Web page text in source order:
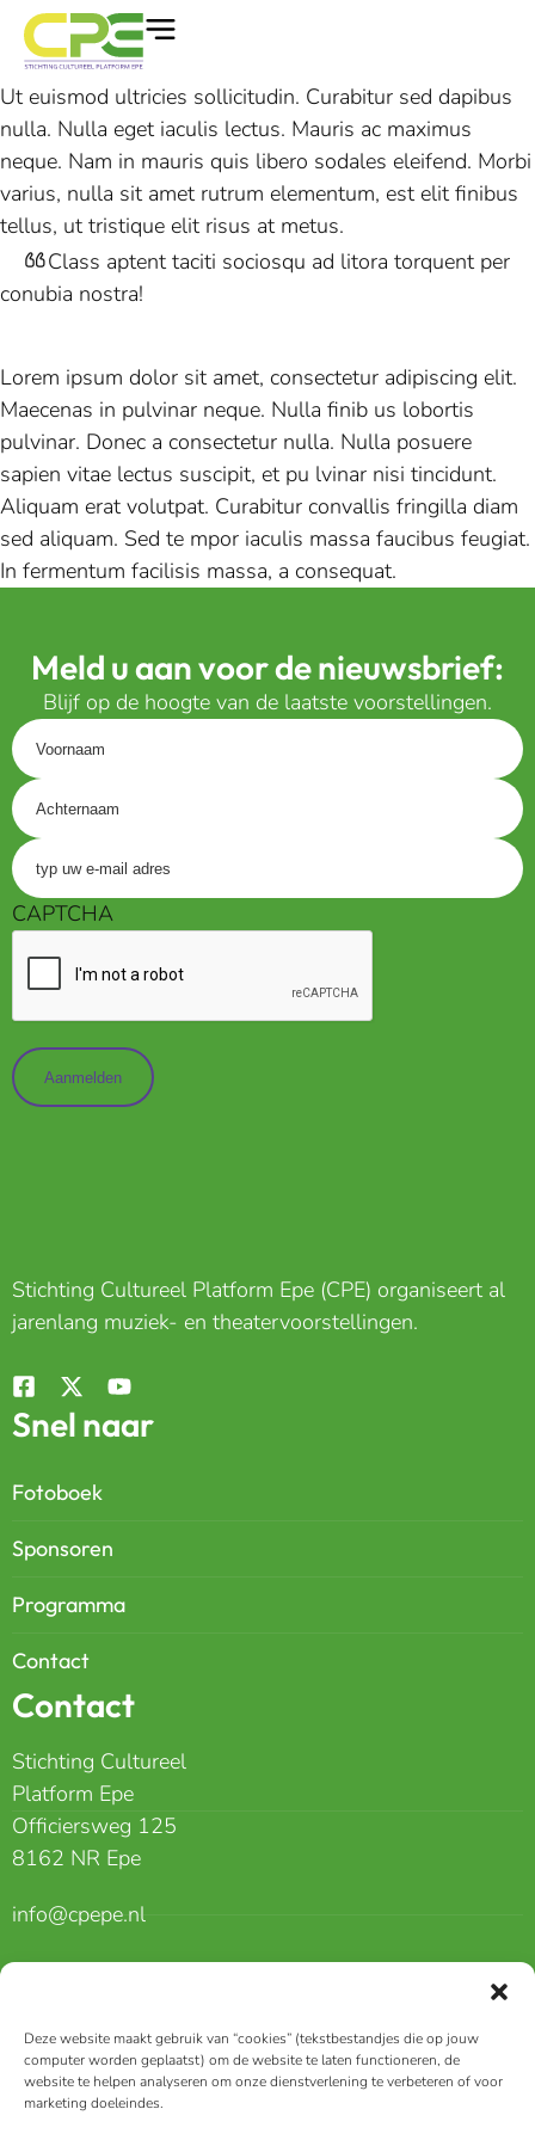
Deze website maakt gebruik van “cookies” (tekstbestandjes die op jouw
computer worden geplaatst) om de website te laten functioneren, de
website te helpen analyseren om onze dienstverlening te verbeteren of voor
marketing doeleindes.
Ut euismod ultricies sollicitudin. Curabitur sed dapibus
nulla. Nulla eget iaculis lectus. Mauris ac maximus
neque. Nam in mauris quis libero sodales eleifend. Morbi
varius, nulla sit amet rutrum elementum, est elit finibus
tellus, ut tristique elit risus at metus.
Class aptent taciti sociosqu ad litora torquent per
conubia nostra!
Lorem ipsum dolor sit amet, consectetur adipiscing elit.
Maecenas in pulvinar neque. Nulla finib us lobortis
pulvinar. Donec a consectetur nulla. Nulla posuere
sapien vitae lectus suscipit, et pu lvinar nisi tincidunt.
Aliquam erat volutpat. Curabitur convallis fringilla diam
sed aliquam. Sed te mpor iaculis massa faucibus feugiat.
In fermentum facilisis massa, a consequat.
Meld u aan voor de nieuwsbrief:
Blijf op de hoogte van de laatste voorstellingen.
Voornaam
Achternaam
Voer
uw
e-
mailadres
in(Vereist)
CAPTCHA
Stichting Cultureel Platform Epe (CPE) organiseert al
jarenlang muziek- en theatervoorstellingen.
Snel naar
Fotoboek
Sponsoren
Programma
Contact
Contact
Stichting Cultureel
Platform Epe
Officiersweg 125
8162 NR Epe
info@cpepe.nl
06 40517166